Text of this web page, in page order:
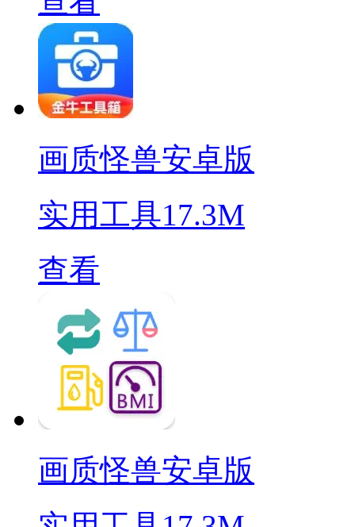
画质怪兽安卓版
实用工具17.3M
查看
画质怪兽安卓版